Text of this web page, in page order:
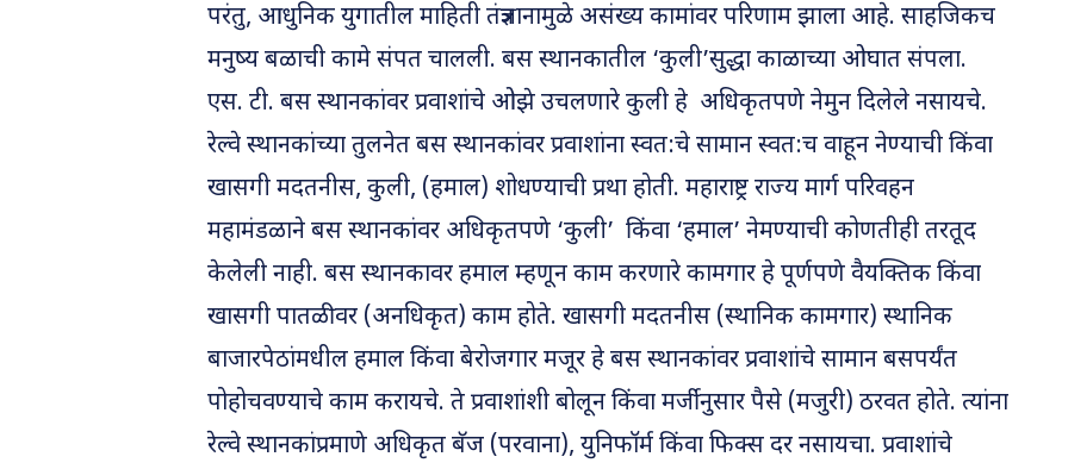
परंतु, आधुनिक युगातील माहिती तंत्रज्ञानामुळे असंख्य कामांवर परिणाम झाला आहे. साहजिकच
मनुष्य बळाची कामे संपत चालली. बस स्थानकातील ‘कुली’सुद्धा काळाच्या ओघात संपला.
एस. टी. बस स्थानकांवर प्रवाशांचे ओझे उचलणारे कुली हे अधिकृतपणे नेमुन दिलेले नसायचे.
रेल्वे स्थानकांच्या तुलनेत बस स्थानकांवर प्रवाशांना स्वत:चे सामान स्वत:च वाहून नेण्याची किंवा
खासगी मदतनीस, कुली, (हमाल) शोधण्याची प्रथा होती. महाराष्ट्र राज्य मार्ग परिवहन
महामंडळाने बस स्थानकांवर अधिकृतपणे ‘कुली’ किंवा ‘हमाल’ नेमण्याची कोणतीही तरतूद
केलेली नाही. बस स्थानकावर हमाल म्हणून काम करणारे कामगार हे पूर्णपणे वैयक्तिक किंवा
खासगी पातळीवर (अनधिकृत) काम होते. खासगी मदतनीस (स्थानिक कामगार) स्थानिक
बाजारपेठांमधील हमाल किंवा बेरोजगार मजूर हे बस स्थानकांवर प्रवाशांचे सामान बसपर्यंत
पोहोचवण्याचे काम करायचे. ते प्रवाशांशी बोलून किंवा मर्जीनुसार पैसे (मजुरी) ठरवत होते. त्यांना
रेल्वे स्थानकांप्रमाणे अधिकृत बॅज (परवाना), युनिफॉर्म किंवा फिक्स दर नसायचा. प्रवाशांचे